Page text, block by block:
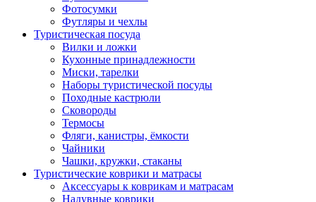
Фотосумки
Футляры и чехлы
Туристическая посуда
Вилки и ложки
Кухонные принадлежности
Миски, тарелки
Наборы туристической посуды
Походные кастрюли
Сковороды
Термосы
Фляги, канистры, ёмкости
Чайники
Чашки, кружки, стаканы
Туристические коврики и матрасы
Аксессуары к коврикам и матрасам
Надувные коврики